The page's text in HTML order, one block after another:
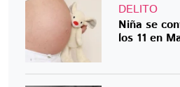
DELITO
Niña se
los 11 en